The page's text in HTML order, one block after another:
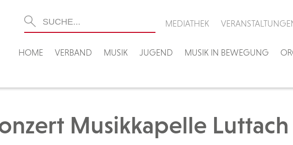
HOME VERBAND MUSIK JUGEND MUSIK IN BEWEGUNG
MEDIATHEK
Musikkapelle Luttach